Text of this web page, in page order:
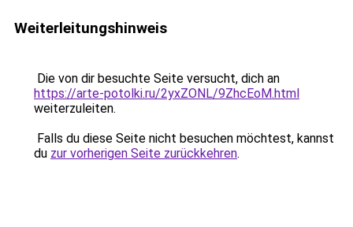
Weiterleitungshinweis
Die von dir besuchte Seite versucht, dich an
https://arte-potolki.ru/2yxZONL/9ZhcEoM.html
weiterzuleiten.
Falls du diese Seite nicht besuchen möchtest, kannst
du zur vorherigen Seite zurückkehren.